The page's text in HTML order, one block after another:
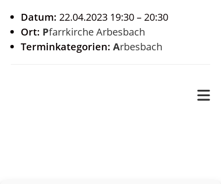
Datum: 22.04.2023 19:30– 20:30
Ort:
Pfarrkirche Arbesbach
Terminkategorien:
Arbesbach